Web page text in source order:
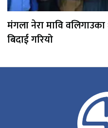
मंगला नेरा मावि वलिगाउका
बिदाई गरियो